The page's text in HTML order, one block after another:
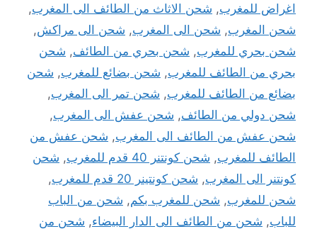
اغراض للمغرب, شحن الاثاث من الطائف الى المغرب,
شحن المغرب, شحن الى المغرب, شحن الى مراكش,
شحن بحري للمغرب, شحن بحري من الطائف, شحن
بحري من الطائف للمغرب, شحن بضائع للمغرب, شحن
بضائع من الطائف للمغرب, شحن تمر الى المغرب,
شحن دولي من الطائف, شحن عفش الى المغرب,
شحن عفش من الطائف الى المغرب, شحن عفش من
الطائف للمغرب, شحن كونتنر 40 قدم للمغرب , شحن
كونتنر الى المغرب, شحن كونتينر 20 قدم للمغرب
,
شحن للمغرب, شحن للمغرب بكم, شحن من الباب
للباب, شحن من الطائف الى الدار البيضاء, شحن من